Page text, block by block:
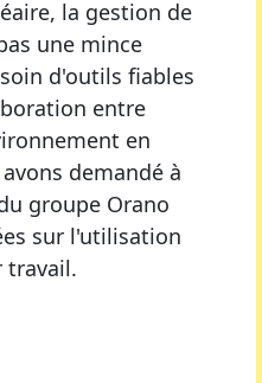
la gestion de
une mince
d'outils fiables
entre
en
demandé à
groupe Orano
sur l'utilisation
travail.